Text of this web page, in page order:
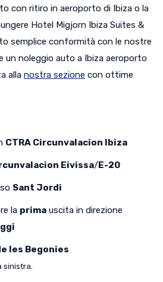
con ritiro in aeroporto di Ibiza o la
Hotel Migjorn Ibiza Suites &
semplice conformità con le nostre
un noleggio auto a Ibiza aeroporto
alla nostra sezione con ottime
CTRA Circunvalacion Ibiza
Eivissa/E-20
Sant Jordi
la prima uscita in direzione
les Begonies
sinistra.